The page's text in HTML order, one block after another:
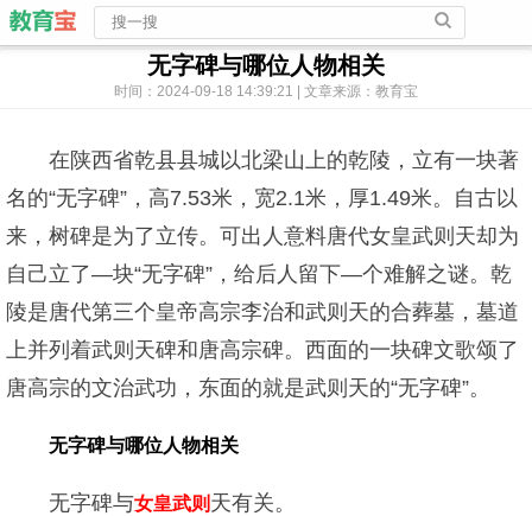
无字碑与哪位人物相关
时间：2024-09-18 14:39:21 | 文章来源：教育宝
在陕西省乾县县城以北梁山上的乾陵，立有一块著
名的“无字碑”，高7.53米，宽2.1米，厚1.49米。自古以
来，树碑是为了立传。可出人意料唐代女皇武则天却为
自己立了—块“无字碑”，给后人留下—个难解之谜。乾
陵是唐代第三个皇帝高宗李治和武则天的合葬墓，墓道
上并列着武则天碑和唐高宗碑。西面的一块碑文歌颂了
唐高宗的文治武功，东面的就是武则天的“无字碑”。
无字碑与哪位人物相关
无字碑与女皇武则 天有关。